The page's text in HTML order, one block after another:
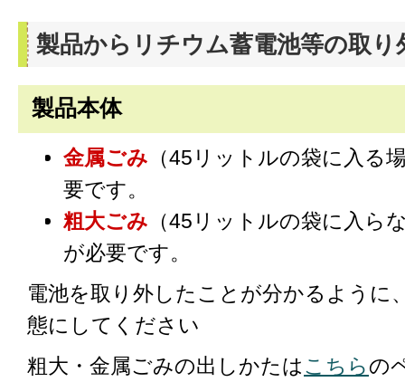
製品からリチウム蓄電池等の取
製品本体
金属ごみ （45リットルの袋に入る
要です。
粗大ごみ （45リットルの袋に入ら
が必要です。
電池を取り外したことが分かるように
態にしてください
粗大・金属ごみの出しかたはこちらの